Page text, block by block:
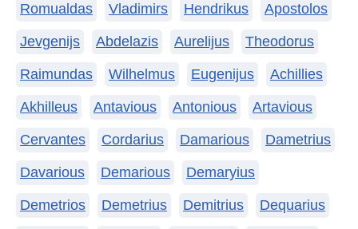
Romualdas Vladimirs Hendrikus Apostolos
Jevgenijs Abdelazis Aurelijus Theodorus
Raimundas Wilhelmus Eugenijus Achillies
Akhilleus Antavious Antonious Artavious
Cervantes Cordarius Damarious Dametrius
Davarious Demarious Demaryius
Demetrios Demetrius Demitrius Dequarius